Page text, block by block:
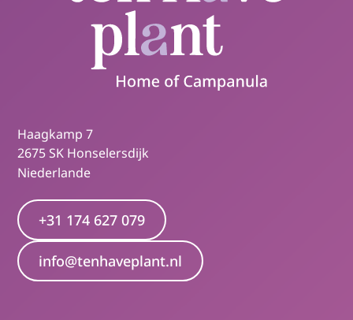
Haagkamp 7
2675 SK Honselersdijk
Niederlande
+31 174 627 079
info@tenhaveplant.nl